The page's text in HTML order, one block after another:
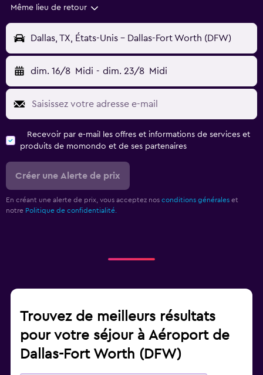
Même lieu de retour
Dallas, TX, États-Unis - Dallas-Fort Worth (DFW)
dim. 16/8 Midi - dim. 23/8 Midi
Recevoir par e-mail les offres et informations de services et
produits de momondo et de ses partenaires
Créer une Alerte de prix
En créant une alerte de prix, vous acceptez nos conditions générales et
notre Politique de confidentialité.
Trouvez de meilleurs résultats
pour votre séjour à Aéroport de
Dallas-Fort Worth (DFW)